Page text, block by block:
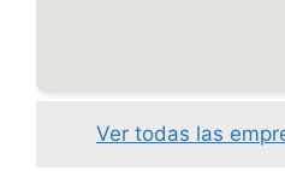
Ver todas las